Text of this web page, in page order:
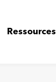
Ressources